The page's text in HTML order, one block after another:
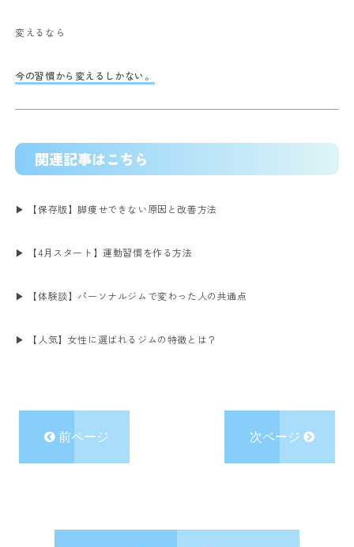
変えるなら
今の習慣から変えるしかない。
関連記事はこちら
▶ 【保存版】脚痩せできない原因と改善方法
▶ 【4月スタート】運動習慣を作る方法
▶ 【体験談】パーソナルジムで変わった人の共通点
▶ 【人気】女性に選ばれるジムの特徴とは？
前ページ 次ページ